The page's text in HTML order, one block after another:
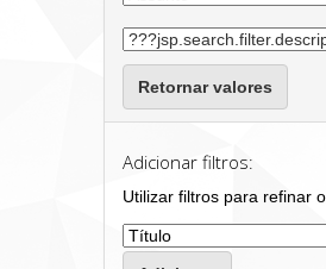
Retornar valores
Adicionar filtros:
Utilizar filtros para refinar